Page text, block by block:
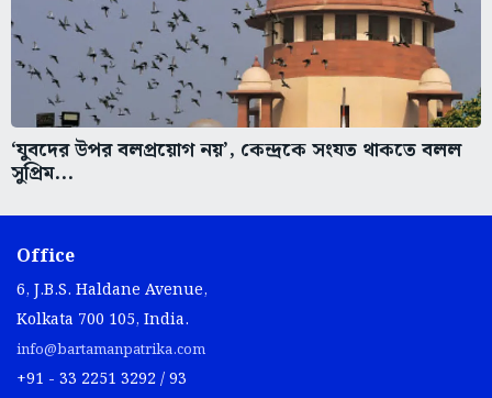
‘যুবদের উপর বলপ্রয়োগ নয়’, কেন্দ্রকে সংযত থাকতে বলল
সুপ্রিম...
Office
6, J.B.S. Haldane Avenue,
Kolkata 700 105, India.
info@bartamanpatrika.com
+91 - 33 2251 3292 / 93